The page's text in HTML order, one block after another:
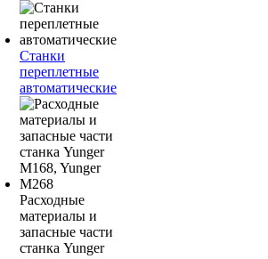
Станки
переплетные
автоматические
Расходные
материалы и
запасные части
станка Yunger